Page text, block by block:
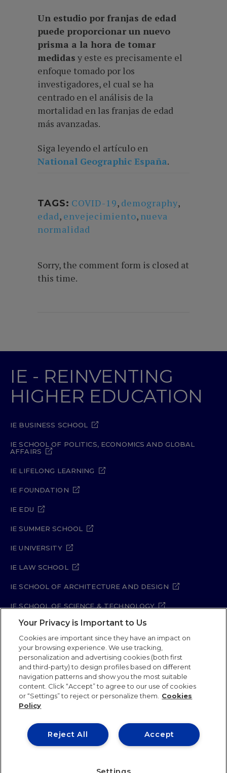
Un estudio por franjas de edad
puede proporcionar un nuevo
prisma a la hora de tomar
medidas y este es precisamente el
enfoque tomado por los
investigadores, el cual se ha
centrado en el análisis de la
mortalidad en las franjas de edad
más avanzadas.
Siga leyendo el artículo en
National Geographic España.
TAGS: COVID-19, demography,
edad, envejecimiento, nueva
normalidad
Sorry, the comment form is closed at
this time.
IE - REINVENTING
HIGHER EDUCATION
IE BUSINESS SCHOOL
IE SCHOOL OF POLITICS, ECONOMICS AND GLOBAL
AFFAIRS
IE LIFELONG LEARNING
IE FOUNDATION
IE EDU
IE SUMMER SCHOOL
IE UNIVERSITY
IE LAW SCHOOL
IE SCHOOL OF ARCHITECTURE AND DESIGN
IE SCHOOL OF SCIENCE & TECHNOLOGY
IE SCHOOL OF ARTS & HUMANITIES
Legal Notice Privacy Policy
Cookie Policy
Security Policy
Student Academic Standards
Compliance Channel
Site Map
IE University 2026
Your Privacy is Important to Us
Cookies are important since they have an impact on
your browsing experience. We use tracking,
personalization and advertising cookies (both first
and third-party) to design profiles based on different
navigation patterns and show you the most suitable
content. Click “Accept” to agree to our use of cookies
or “Settings” to reject or personalize them.
Cookies
Policy
Accept
Reject All